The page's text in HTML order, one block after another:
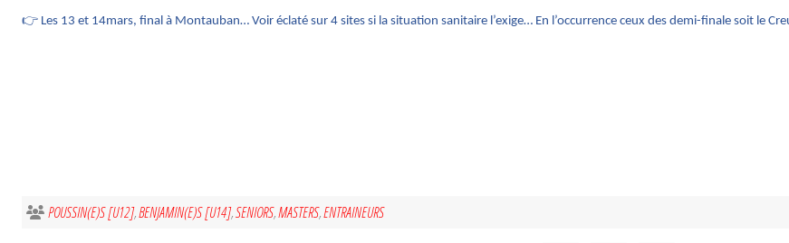
👉 Les 13 et 14mars, final à Montauban… Voir éclaté sur 4 sites si la situation sanitaire l’exige… En l’occurrence ceux des demi-finale soit le
POUSSIN(E)S [U12] BENJAMIN(E)S [U14] SENIORS MASTERS ENTRAINEURS